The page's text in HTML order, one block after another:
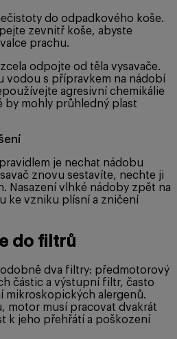
do odpadkového koše.
zevnitř koše, abyste
prachu.
odpojte od těla vysavače.
vodou s přípravkem na nádobí
agresivní chemikálie
by mohly průhledný plast
je nechat nádobu
znovu sestavíte, nechte ji
Nasazení vlhké nádoby zpět na
ke vzniku plísní a zničení
do filtrů
dva filtry: předmotorový
částic a výstupní filtr, často
mikroskopických alergenů.
motor musí pracovat dvakrát
k jeho přehřátí a poškození